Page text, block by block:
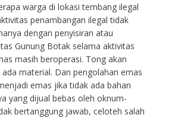
warga di lokasi tembang ilegal
penambangan ilegal tidak
dengan penyisiran atau
Gunung Botak selama aktivitas
masih beroperasi. Tong akan
material. Dan pengolahan emas
emas jika tidak ada bahan
yang dijual bebas oleh oknum-
bertanggung jawab, celoteh salah